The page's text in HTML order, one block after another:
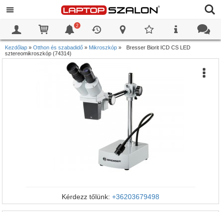
2
Kezdőlap » Otthon és szabadidő » Mikroszkóp »
Bresser Biorit ICD CS LED
sztereomikroszkóp (74314)
Kérdezz tőlünk: +36203679498
0
0